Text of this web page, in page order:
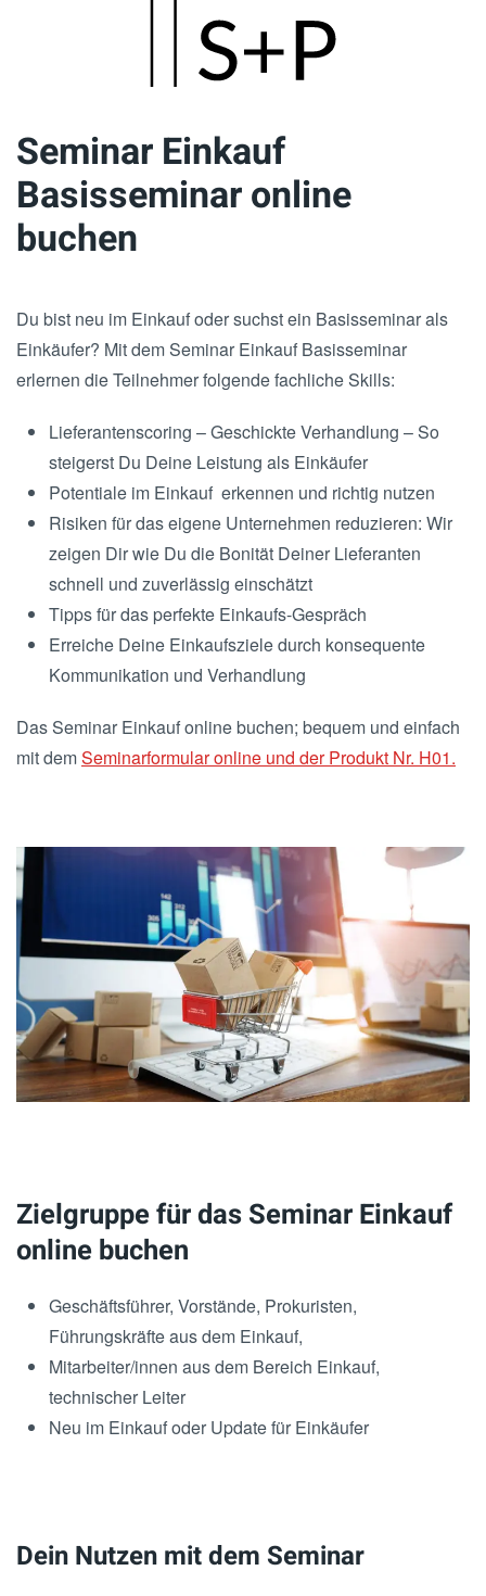
content
Seminar Einkauf
Basisseminar online
buchen
Du bist neu im Einkauf oder suchst ein Basisseminar als
Einkäufer? Mit dem Seminar Einkauf Basisseminar
erlernen die Teilnehmer folgende fachliche Skills:
Lieferantenscoring – Geschickte Verhandlung – So
steigerst Du Deine Leistung als Einkäufer
Potentiale im Einkauf erkennen und richtig nutzen
Risiken für das eigene Unternehmen reduzieren: Wir
zeigen Dir wie Du die Bonität Deiner Lieferanten
schnell und zuverlässig einschätzt
Tipps für das perfekte Einkaufs-Gespräch
Erreiche Deine Einkaufsziele durch konsequente
Kommunikation und Verhandlung
Das Seminar Einkauf online buchen; bequem und einfach
mit demSeminarformular online und der Produkt Nr. H01.
Zielgruppe für das Seminar Einkauf
online buchen
Geschäftsführer, Vorstände, Prokuristen,
Führungskräfte aus dem Einkauf,
Mitarbeiter/innen aus dem Bereich Einkauf,
technischer Leiter
Neu im Einkauf oder Update für Einkäufer
Dein Nutzen mit dem Seminar